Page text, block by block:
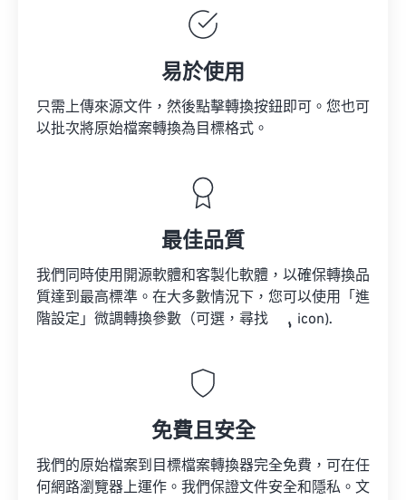
易於使用
只需上傳來源文件，然後點擊轉換按鈕即可。您也可
以批次將原始檔案轉換為目標格式。
最佳品質
我們同時使用開源軟體和客製化軟體，以確保轉換品
質達到最高標準。在大多數情況下，您可以使用「進
階設定」微調轉換參數（可選，尋找
icon).
免費且安全
我們的原始檔案到目標檔案轉換器完全免費，可在任
何網路瀏覽器上運作。我們保證文件安全和隱私。文